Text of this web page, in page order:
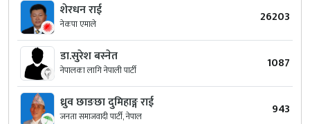
शेरधन राई
नेकपा एमाले 26203
डा.सुरेश बस्नेत
नेपालका लागि नेपाली पार्टी 1087
ध्रुव छाङछा दुमिहाङ्ग राई
जनता समाजवादी पार्टी, नेपाल 943